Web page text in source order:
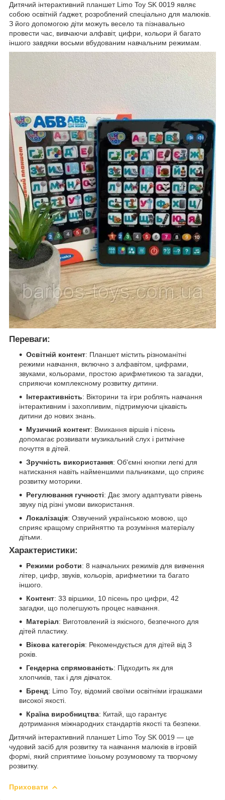
Дитячий інтерактивний планшет Limo Toy SK 0019 являє
собою освітній ґаджет, розроблений спеціально для малюків.
З його допомогою діти можуть весело та пізнавально
провести час, вивчаючи алфавіт, цифри, кольори й багато
іншого завдяки восьми вбудованим навчальним режимам.
Переваги:
Освітній контент: Планшет містить різноманітні
режими навчання, включно з алфавітом, цифрами,
звуками, кольорами, простою арифметикою та загадки,
сприяючи комплексному розвитку дитини.
Інтерактивність: Вікторини та ігри роблять навчання
інтерактивним і захопливим, підтримуючи цікавість
дитини до нових знань.
Музичний контент: Вмикання віршів і пісень
допомагає розвивати музикальний слух і ритмічне
почуття в дітей.
Зручність використання: Об'ємні кнопки легкі для
натискання навіть найменшими пальчиками, що сприяє
розвитку моторики.
Регулювання гучності: Дає змогу адаптувати рівень
звуку під різні умови використання.
Локалізація: Озвучений українською мовою, що
сприяє кращому сприйняттю та розуміння матеріалу
дітьми.
Характеристики:
Режими роботи: 8 навчальних режимів для вивчення
літер, цифр, звуків, кольорів, арифметики та багато
іншого.
Контент: 33 віршики, 10 пісень про цифри, 42
загадки, що полегшують процес навчання.
Матеріал: Виготовлений із якісного, безпечного для
дітей пластику.
Вікова категорія: Рекомендується для дітей від 3
років.
Гендерна спрямованість: Підходить як для
хлопчиків, так і для дівчаток.
Бренд: Limo Toy, відомий своїми освітніми іграшками
високої якості.
Країна виробництва: Китай, що гарантує
дотримання міжнародних стандартів якості та безпеки.
Дитячий інтерактивний планшет Limo Toy SK 0019 — це
чудовий засіб для розвитку та навчання малюків в ігровій
формі, який сприятиме їхньому розумовому та творчому
розвитку.
Приховати